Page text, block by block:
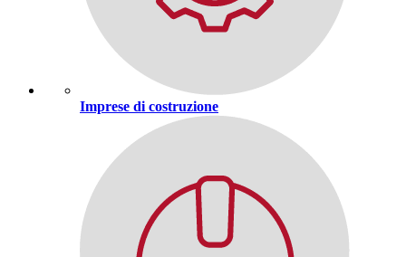
Imprese di costruzione